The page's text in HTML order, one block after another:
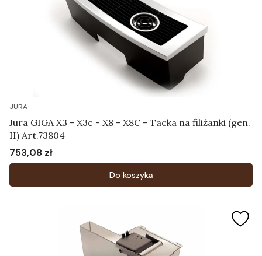
JURA
Jura GIGA X3 - X3c - X8 - X8C - Tacka na filiżanki (gen.
II) Art.73804
Cena
753,08 zł
Do koszyka